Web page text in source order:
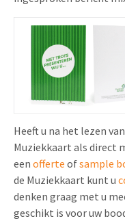
Heeft u na het lezen
Muziekkaart als direct
een offerte ofsample
de Muziekkaart kunt u
denken graag met u
geschikt is voor uw